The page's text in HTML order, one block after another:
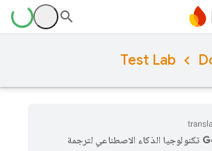
Test Lab
تستخدم Google تكنولوجيا الذكاء الاصطناعي لترجمة